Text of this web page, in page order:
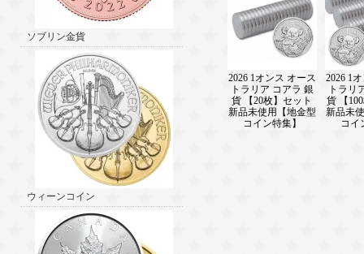
ソブリン金貨
ウィーンコイン
2026 1オンス オース
トラリア コアラ 銀
貨 【20枚】セット
新品未使用【地金型
コイン特集】
2026 1
トラリ
貨 【
新品未
コイ